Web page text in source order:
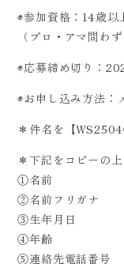
◉参加資格：14歳以
（プロ・アマ問わず
◉応募締め切り：
◉お申し込み方法：
＊件名を【
＊下記をコピーの
①名前
②名前フリガナ
③生年月日
④年齢
⑤連絡先電話番号